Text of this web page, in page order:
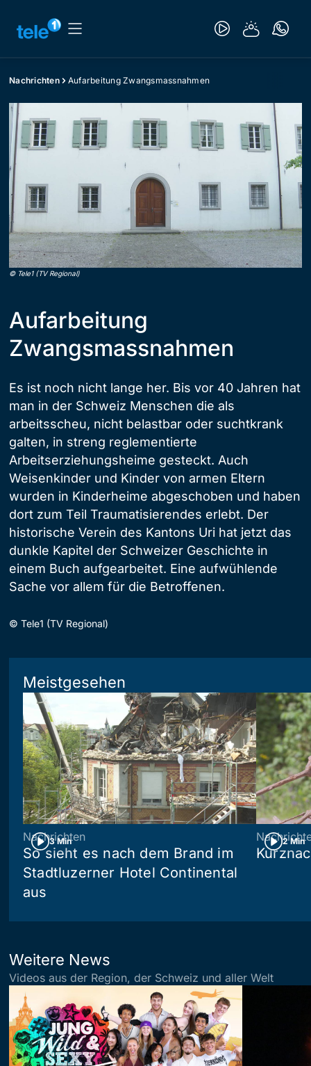
Nachrichten Aufarbeitung Zwangsmassnahmen
© Tele1 (TV Regional)
Aufarbeitung
Zwangsmassnahmen
Es ist noch nicht lange her. Bis vor 40 Jahren hat
man in der Schweiz Menschen die als
arbeitsscheu, nicht belastbar oder suchtkrank
galten, in streng reglementierte
Arbeitserziehungsheime gesteckt. Auch
Weisenkinder und Kinder von armen Eltern
wurden in Kinderheime abgeschoben und haben
dort zum Teil Traumatisierendes erlebt. Der
historische Verein des Kantons Uri hat jetzt das
dunkle Kapitel der Schweizer Geschichte in
einem Buch aufgearbeitet. Eine aufwühlende
Sache vor allem für die Betroffenen.
© Tele1 (TV Regional)
Meistgesehen
3 Min
Nachrichten
So sieht es nach dem Brand im
Stadtluzerner Hotel Continental
aus
2 Min
Weitere News
Videos aus der Region, der Schweiz und aller Welt